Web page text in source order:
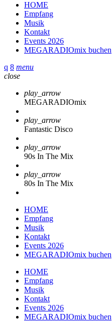
HOME
Empfang
Musik
Kontakt
Events 2026
MEGARADIOmix buchen
menu
close
play_arrow
MEGARADIOmix
play_arrow
Fantastic Disco
play_arrow
90s In The Mix
play_arrow
80s In The Mix
HOME
Empfang
Musik
Kontakt
Events 2026
MEGARADIOmix buchen
HOME
Empfang
Musik
Kontakt
Events 2026
MEGARADIOmix buchen